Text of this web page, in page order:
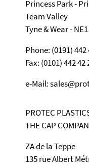
Princess Park -
Team Valley
Tyne & Wear -
Phone: (0191) 442
Fax: (0101) 442 42
e-Mail:
PROTEC
THE CAP
ZA de la Teppe
135 rue Albert